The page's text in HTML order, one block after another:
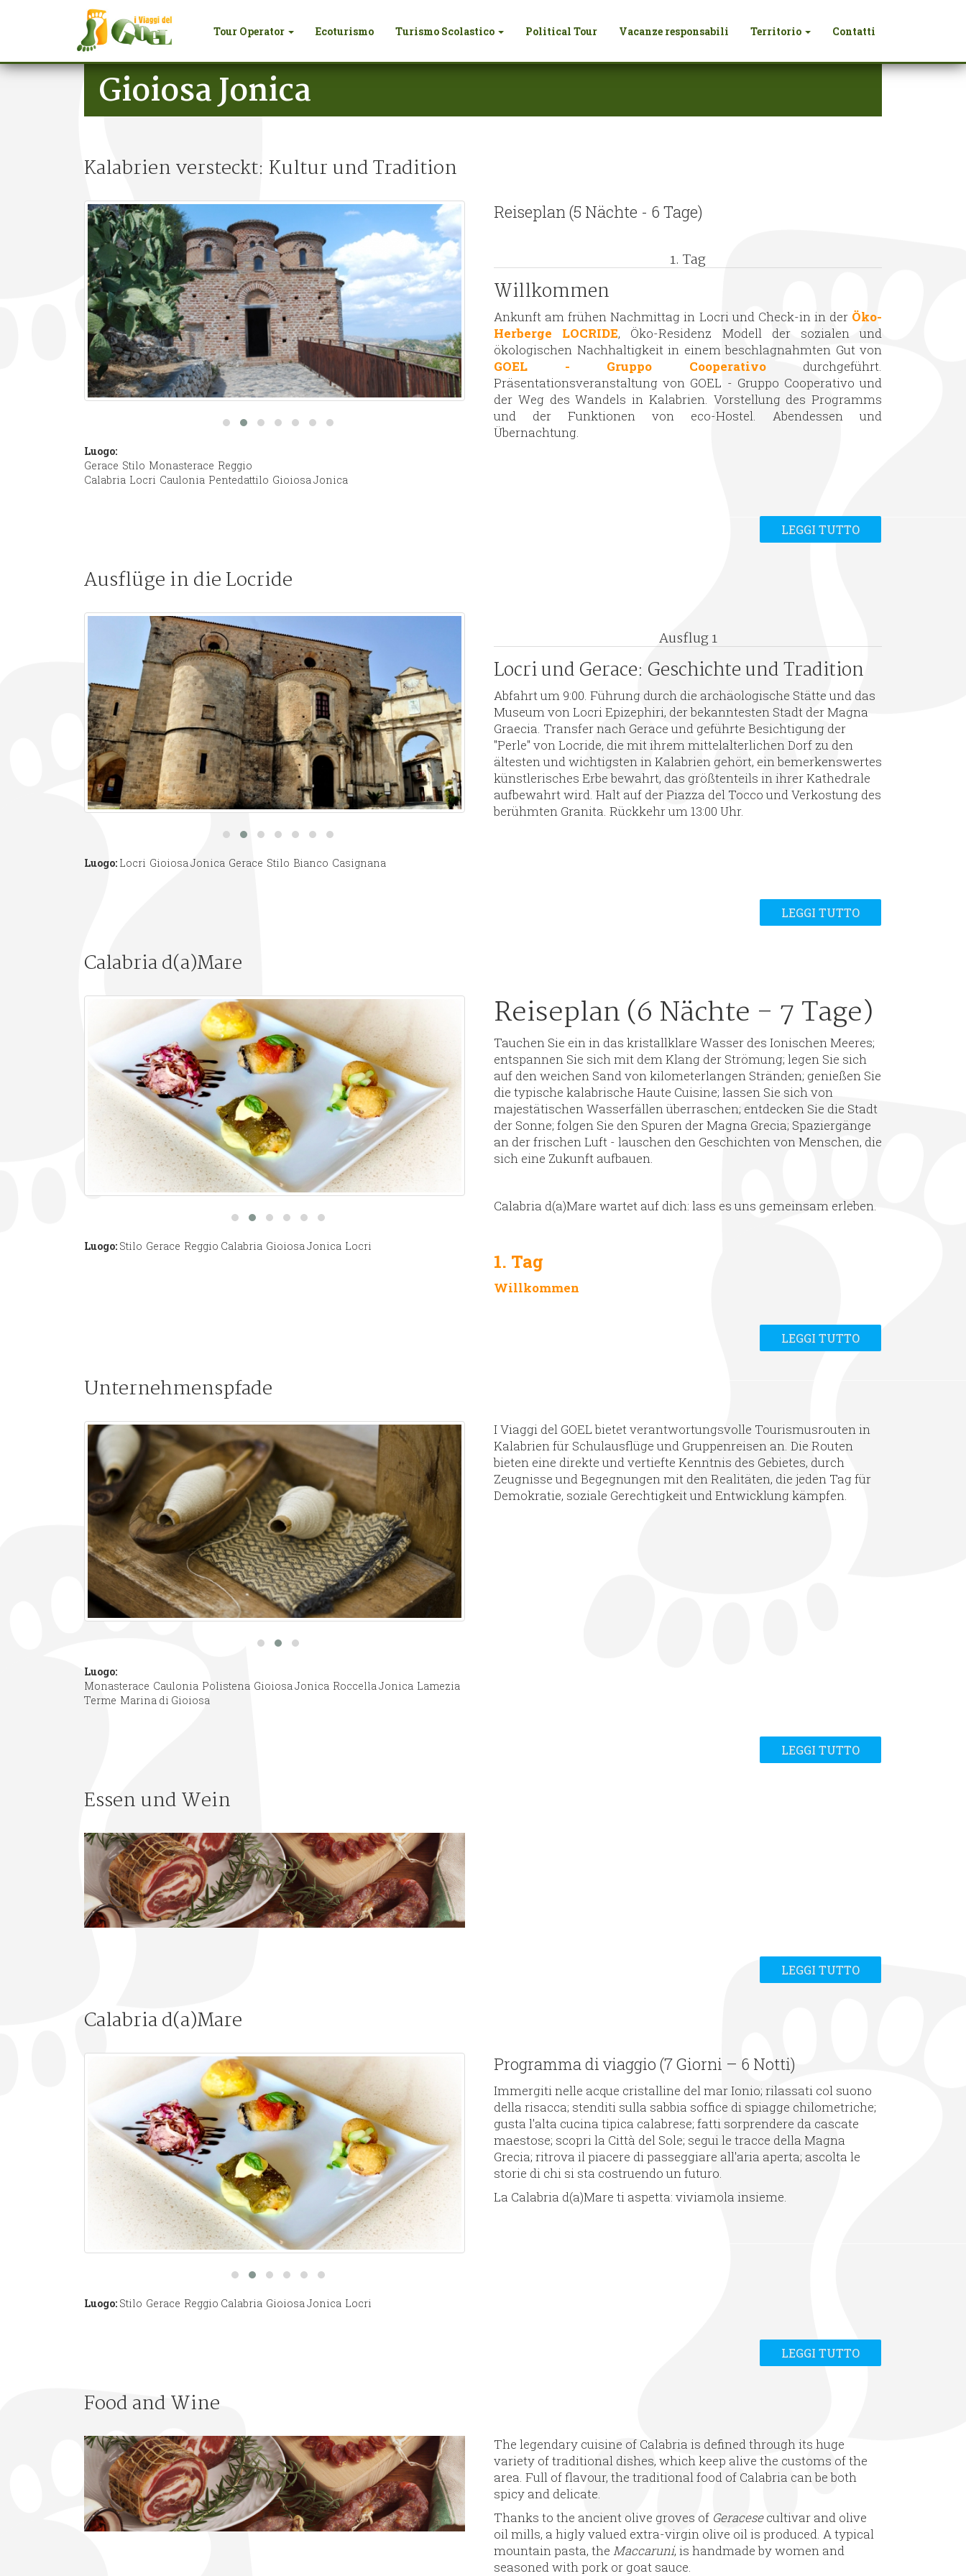
Salta al contenuto principale
Tour Operator Ecoturismo Turismo Scolastico Political Tour Vacanze responsabili Territorio Contatti
Gioiosa Jonica
Kalabrien versteckt: Kultur und Tradition
Luogo:
Gerace Stilo Monasterace Reggio
Calabria Locri Caulonia Pentedattilo Gioiosa Jonica
Reiseplan (5 Nächte - 6 Tage)
1. Tag
Willkommen
Ankunft am frühen Nachmittag in Locri und Check-in in der Öko-
Herberge LOCRIDE, Öko-Residenz Modell der sozialen und
ökologischen Nachhaltigkeit in einem beschlagnahmten Gut von
GOEL - Gruppo Cooperativodurchgeführt.
Präsentationsveranstaltung von GOEL - Gruppo Cooperativo und
der Weg des Wandels in Kalabrien. Vorstellung des Programms
und der Funktionen von eco-Hostel. Abendessen und
Übernachtung.
LEGGI TUTTO
Ausflüge in die Locride
Luogo: Locri Gioiosa Jonica Gerace Stilo Bianco Casignana
Ausflug 1
Locri und Gerace: Geschichte und Tradition
Abfahrt um 9:00. Führung durch die archäologische Stätte und das
Museum von Locri Epizephiri, der bekanntesten Stadt der Magna
Graecia. Transfer nach Gerace und geführte Besichtigung der
"Perle" von Locride, die mit ihrem mittelalterlichen Dorf zu den
ältesten und wichtigsten in Kalabrien gehört, ein bemerkenswertes
künstlerisches Erbe bewahrt, das größtenteils in ihrer Kathedrale
aufbewahrt wird. Halt auf der Piazza del Tocco und Verkostung des
berühmten Granita. Rückkehr um 13:00 Uhr.
LEGGI TUTTO
Calabria d(a)Mare
Luogo: Stilo Gerace Reggio Calabria Gioiosa Jonica Locri
Reiseplan (6 Nächte - 7 Tage)
Tauchen Sie ein in das kristallklare Wasser des Ionischen Meeres;
entspannen Sie sich mit dem Klang der Strömung; legen Sie sich
auf den weichen Sand von kilometerlangen Stränden; genießen Sie
die typische kalabrische Haute Cuisine; lassen Sie sich von
majestätischen Wasserfällen überraschen; entdecken Sie die Stadt
der Sonne; folgen Sie den Spuren der Magna Grecia; Spaziergänge
an der frischen Luft - lauschen den Geschichten von Menschen, die
sich eine Zukunft aufbauen.
Calabria d(a)Mare wartet auf dich: lass es uns gemeinsam erleben.
1. Tag
Willkommen
LEGGI TUTTO
Unternehmenspfade
Luogo:
Monasterace Caulonia Polistena Gioiosa Jonica Roccella Jonica Lamezia
Terme Marina di Gioiosa
I Viaggi del GOEL bietet verantwortungsvolle Tourismusrouten in
Kalabrien für Schulausflüge und Gruppenreisen an. Die Routen
bieten eine direkte und vertiefte Kenntnis des Gebietes, durch
Zeugnisse und Begegnungen mit den Realitäten, die jeden Tag für
Demokratie, soziale Gerechtigkeit und Entwicklung kämpfen.
LEGGI TUTTO
Essen und Wein
LEGGI TUTTO
Calabria d(a)Mare
Luogo: Stilo Gerace Reggio Calabria Gioiosa Jonica Locri
Programma di viaggio (7 Giorni – 6 Notti)
Immergiti nelle acque cristalline del mar Ionio; rilassati col suono
della risacca; stenditi sulla sabbia soffice di spiagge chilometriche;
gusta l'alta cucina tipica calabrese; fatti sorprendere da cascate
maestose; scopri la Città del Sole; segui le tracce della Magna
Grecia; ritrova il piacere di passeggiare all'aria aperta; ascolta le
storie di chi si sta costruendo un futuro.
La Calabria d(a)Mare ti aspetta: viviamola insieme.
LEGGI TUTTO
Food and Wine
The legendary cuisine of Calabria is defined through its huge
variety of traditional dishes, which keep alive the customs of the
area. Full of flavour, the traditional food of Calabria can be both
spicy and delicate.
Thanks to the ancient olive groves of Geracesecultivar and olive
oil mills, a higly valued extra-virgin olive oil is produced. A typical
mountain pasta, the Maccaruni, is handmade by women and
seasoned with pork or goat sauce.